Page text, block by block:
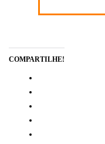
COMPARTILHE!